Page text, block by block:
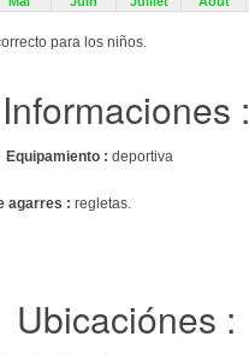
para los niños.
Informaciones :
Equipamiento : deportiva
agarres : regletas.
Ubicaciónes :